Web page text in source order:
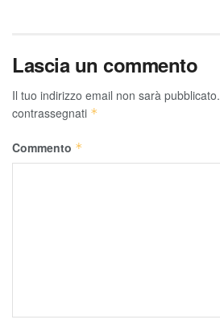
Lascia un commento
Il tuo indirizzo email non sarà pubblicato.
contrassegnati *
Commento *